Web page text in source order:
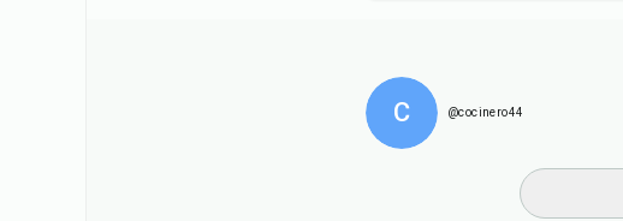
C @cocinero44